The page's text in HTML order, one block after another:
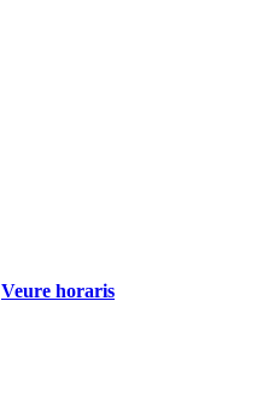
Veure horaris